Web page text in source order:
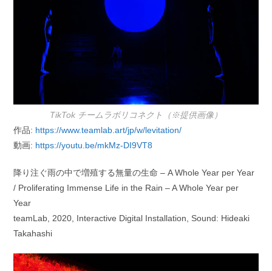
TikTok チームラボリコネクト（※提供画像）
作品: https://www.teamlab.art/jp/w/levitation/
動画: https://youtu.be/mkMz-DI9VT8
降り注ぐ雨の中で増殖する無量の生命 – A Whole Year per Year
/ Proliferating Immense Life in the Rain – A Whole Year per
Year
teamLab, 2020, Interactive Digital Installation, Sound: Hideaki
Takahashi